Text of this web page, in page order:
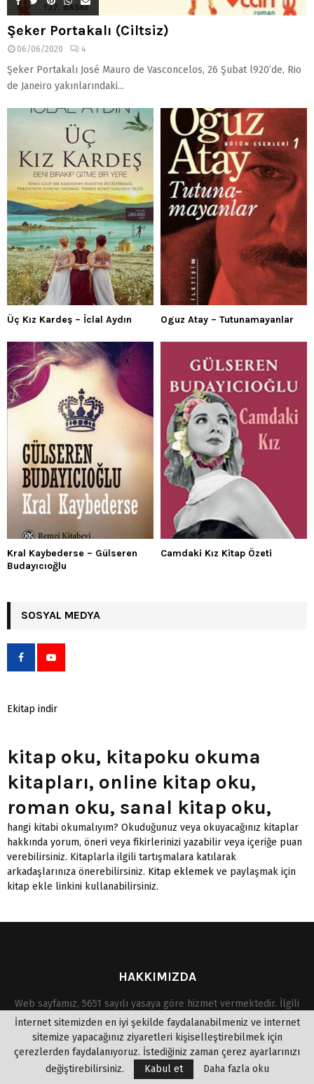
Şeker Portakalı (Ciltsiz)
06/06/2020 4
Şeker Portakalı José Mauro de Vasconcelos, 26 Şubat l920’de, Rio
de Janeiro yakınlarındaki...
Üç Kız Kardeş – İclal Aydın Oguz Atay – Tutunamayanlar
Kral Kaybederse – Gülseren
Budayıcıoğlu
Camdaki Kız Kitap Özeti
SOSYAL MEDYA
Ekitap indir
kitap oku, kitapoku okuma
kitapları, online kitap oku,
roman oku, sanal kitap oku,
hangi kitabi okumalıyım? Okuduğunuz veya okuyacağınız kitaplar
hakkında yorum, öneri veya fikirlerinizi yazabilir veya içeriğe puan
verebilirsiniz. Kitaplarla ilgili tartışmalara katılarak
arkadaşlarınıza önerebilirsiniz. Kitap eklemek ve paylaşmak için
kitap ekle linkini kullanabilirsiniz.
HAKKIMIZDA
Web sayfamız, 5651 sayılı yasaya göre hizmet vermektedir. İlgili
yasaya göre, site yönetiminin hukuka aykırı içerikleri denetim
yapma yükümlülüğü yoktur. Bu sebeple, sitemiz "uyar ve kaldır"
prensibini benimsemiştir. Bu site de, Eserlerden kısa alıntı
yapılarak okuyuculara kitabı tanıtma amacı güdülmüştür. Telif
hakkına mevzu olan eserlerin yasal olmayan bir şekilde paylaşıma
İnternet sitemizden en iyi şekilde faydalanabilmeniz ve internet
sitemize yapacağınız ziyaretleri kişiselleştirebilmek için
çerezlerden faydalanıyoruz. İstediğiniz zaman çerez ayarlarınızı
değiştirebilirsiniz.
Kabul et Daha fazla oku